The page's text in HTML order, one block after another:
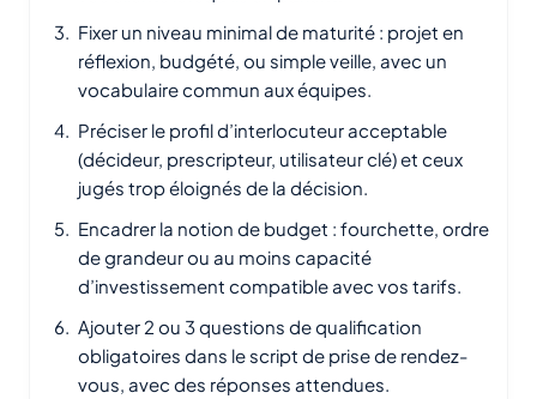
Fixer un niveau minimal de maturité : projet en
réflexion, budgété, ou simple veille, avec un
vocabulaire commun aux équipes.
Préciser le profil d’interlocuteur acceptable
(décideur, prescripteur, utilisateur clé) et ceux
jugés trop éloignés de la décision.
Encadrer la notion de budget : fourchette, ordre
de grandeur ou au moins capacité
d’investissement compatible avec vos tarifs.
Ajouter 2 ou 3 questions de qualification
obligatoires dans le script de prise de rendez-
vous, avec des réponses attendues.